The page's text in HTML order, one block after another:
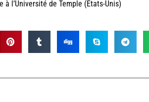
l’Université de Temple (Etats-Unis)